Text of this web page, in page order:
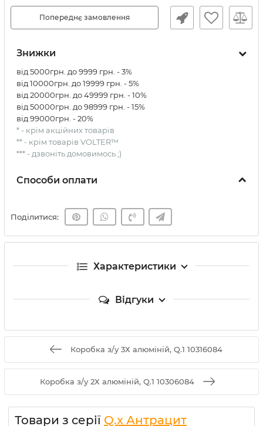
Попереднє замовлення
Знижки
від 5000грн. до 9999 грн. - 3%
від 10000грн. до 19999 грн. - 5%
від 20000грн. до 49999 грн. - 10%
від 50000грн. до 98999 грн. - 15%
від 99000грн. - 20%
* - крім акційних товарів
** - крім товарів VOLTER™
*** - дзвоніть домовимось ;)
Способи оплати
Поділитися:
Характеристики
Відгуки
Коробка з/у 3Х алюміній, Q.1 10316084
Коробка з/у 2Х алюміній, Q.1 10306084
Товари з серії Q.x Антрацит